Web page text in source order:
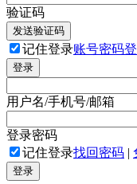
验证码
发送验证码
记住登录账号密码
登录
用户名/手机号/邮箱
登录密码
记住登录找回密码 |
登录